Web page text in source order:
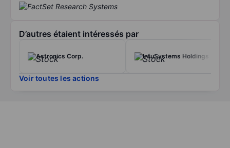
D’autres étaient intéressés par
Astronics Corp. InfuSystems Holdings Inc.
Voir toutes les actions